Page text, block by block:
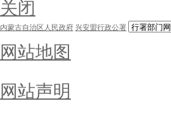
关闭
内蒙古自治区人民政府 兴安盟行政公署
网站地图
网站声明